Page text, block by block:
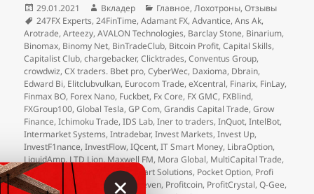
Опубликовано
29.01.2021 Автор
Вкладер Рубрики
Главное,Лохотроны,Отзывы
Метки
247FX Experts,24FinTime,Adamant FX,Advantice,Ans Ak,
Arotrade,Arteezy,AVALON Technologies, Barclay Stone, Binarium,
Binomax, Binomy Net, BinTradeClub, Bitcoin Profit,Capital Skills,
Capitalist Club,chargebacker,Clicktrades,Conventus Group,
crowdwiz,CX traders. Bbet pro,CyberWec, Daxioma, Dbrain,
Edward Bi, Elitclubvulkan, Eurocom Trade,eXcentral, Finarix, FinLay,
Finmax BO, Forex Nano, Fuckbet, Fx Core, FX GMC, FXBlind,
FXGroup100,Global Tesla,GP Com,Grandis Capital Trade,Grow
Finance,Ichimoku Trade,IDS Lab,Iner to traders,InQuot,IntelBot,
Intermarket Systems,Intradebar,Invest Markets,Invest Up,
InvestF1nance,InvestFlow,IQcent,IT Smart Money, LibraOption,
LiquidAmp,LTD Lion,Maxwell FM, Mora Global, MultiCapital Trade,
NovaFX
Ny Trader Club,OneStart Solutions, Pocket Option, Profi
100,Profit Assist Profit Fund Seven, Profitcoin, ProfitCrystal,Q-Gee,